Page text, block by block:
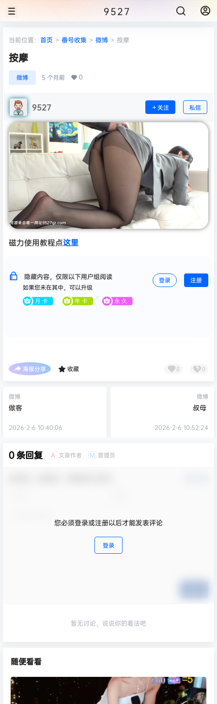
9527
当前位置： 首页 > 番号收集 > 微博 > 按摩
按摩
微博 5 个月前 0
9527 关注 私信
磁力使用教程点这里
隐藏内容，仅限以下用户组阅读
如果您未在其中，可以升级
登录 注册
海报分享 收藏 0 0
微博
做客
2026-2-6 10:40:06
微博
叔母 ​​​
2026-2-6 10:52:24
0 条回复 A 文章作者 M 管理员
您必须登录或注册以后才能发表评论
登录
暂无讨论，说说你的看法吧
随便看看